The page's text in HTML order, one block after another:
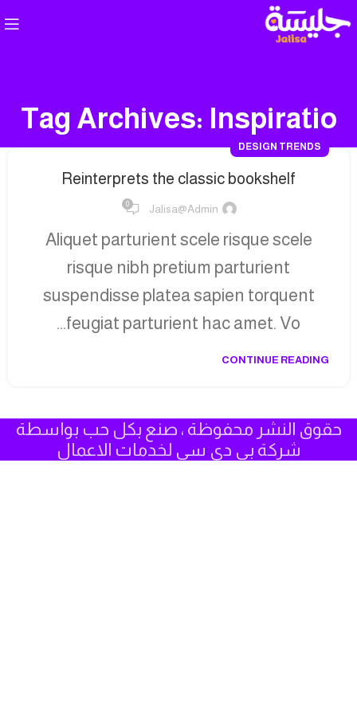
Tag Archives: Inspiratio
DESIGN TRENDS
Reinterprets the classic bookshelf
Jalisa@admin
0
Aliquet parturient scele risque scele
risque nibh pretium parturient
suspendisse platea sapien torquent
feugiat parturient hac amet. Vo...
CONTINUE READING
حقوق النشر محفوظة ، صنع بكل حب بواسطة
شركة بي دي سي لخدمات الاعمال